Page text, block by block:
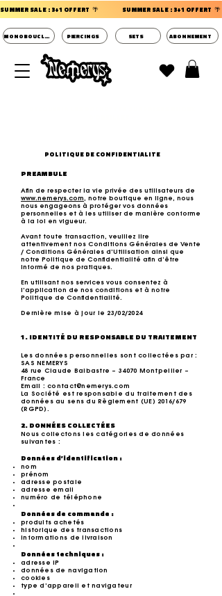
SUMMER SALE : 3+1 OFFERT  🌴
MONOBOUCLES PIERCINGS SETS ABONNEMENT
POLITIQUE DE CONFIDENTIALITE
PREAMBULE
Afin de respecter la vie privée des utilisateurs de
www.nemerys.com, notre boutique en ligne, nous
nous engageons à protéger vos données
personnelles et à les utiliser de manière conforme
à la loi en vigueur.
Avant toute transaction, veuillez lire
attentivement nos Conditions Générales de Vente
/ Conditions Générales d’Utilisation ainsi que
notre Politique de Confidentialité afin d’être
informé de nos pratiques.
En utilisant nos services vous consentez à
l’application de nos conditions et à notre
Politique de Confidentialité.
Dernière mise à jour le 23/02/2024
1. IDENTITÉ DU RESPONSABLE DU TRAITEMENT
Les données personnelles sont collectées par :
SAS NEMERYS
48 rue Claude Balbastre – 34070 Montpellier –
France
Email : contact@nemerys.com
La Société est responsable du traitement des
données au sens du Règlement (UE) 2016/679
(RGPD).
2. DONNÉES COLLECTÉES
Nous collectons les catégories de données
suivantes :
Données d’identification :
nom
prénom
adresse postale
adresse email
numéro de téléphone
Données de commande :
produits achetés
historique des transactions
informations de livraison
Données techniques :
adresse IP
données de navigation
cookies
type d’appareil et navigateur